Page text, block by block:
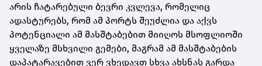
არის ჩატარებული ბევრი კვლევა, რომელიც
ადასტურებს, რომ ამ პორტს შეუძლია და აქვს
პოტენციალი ამ მასშტაბებით მიიღოს მსოფლიოში
ყველაზე მსხვილი გემები, მაგრამ ამ მასშტაბების
დაპატარავებით ვერ ვხედავთ სხვა ახსნას გარდა